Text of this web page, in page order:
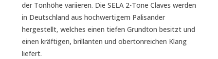
der Tonhöhe variieren. Die SELA 2-Tone Claves werden
in Deutschland aus hochwertigem Palisander
hergestellt, welches einen tiefen Grundton besitzt und
einen kräftigen, brillanten und obertonreichen Klang
liefert.